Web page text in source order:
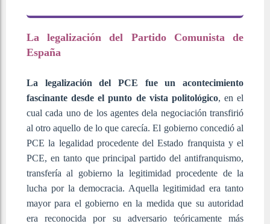
La legalización del Partido Comunista de
España
La legalización del PCE fue un acontecimiento
fascinante desde el punto de vista politológico, en el
cual cada uno de los agentes dela negociación transfirió
al otro aquello de lo que carecía. El gobierno concedió al
PCE la legalidad procedente del Estado franquista y el
PCE, en tanto que principal partido del antifranquismo,
transfería al gobierno la legitimidad procedente de la
lucha por la democracia. Aquella legitimidad era tanto
mayor para el gobierno en la medida que su autoridad
era reconocida por su adversario teóricamente más